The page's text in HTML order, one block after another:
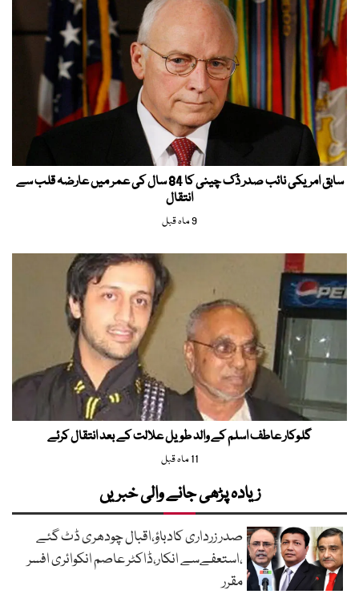
سابق امریکی نائب صدر ڈک چینی کا 84 سال کی عمر میں عارضہ قلب سے
انتقال
9 ماہ قبل
گلوکار عاطف اسلم کے والد طویل علالت کے بعد انتقال کرئے
11 ماہ قبل
زیادہ پڑھی جانے والی خبریں
صدر زرداری کادباؤ،اقبال چودھری ڈٹ گئے
،استعفےسے انکار،ڈاکٹر عاصم انکوائری افسر
مقرر